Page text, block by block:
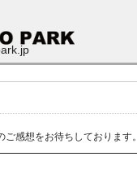
感想をお待ちしております。